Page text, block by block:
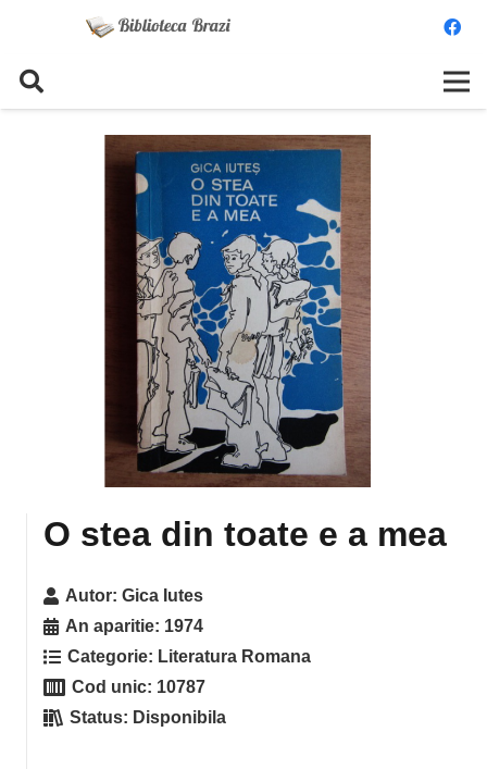
O stea din toate e a mea
Autor:Gica Iutes
An aparitie: 1974
Categorie: Literatura Romana
Cod unic: 10787
Status: Disponibila